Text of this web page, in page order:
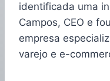
identificada uma
Campos, CEO e
empresa
varejo e e-